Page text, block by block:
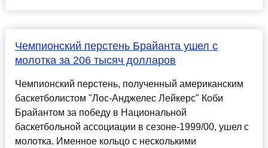
Чемпионский перстень Брайанта ушел с
молотка за 206 тысяч долларов
Чемпионский перстень, полученный американским
баскетболистом "Лос-Анджелес Лейкерс" Коби
Брайантом за победу в Национальной
баскетбольной ассоциации в сезоне-1999/00, ушел с
молотка. Именное кольцо с несколькими